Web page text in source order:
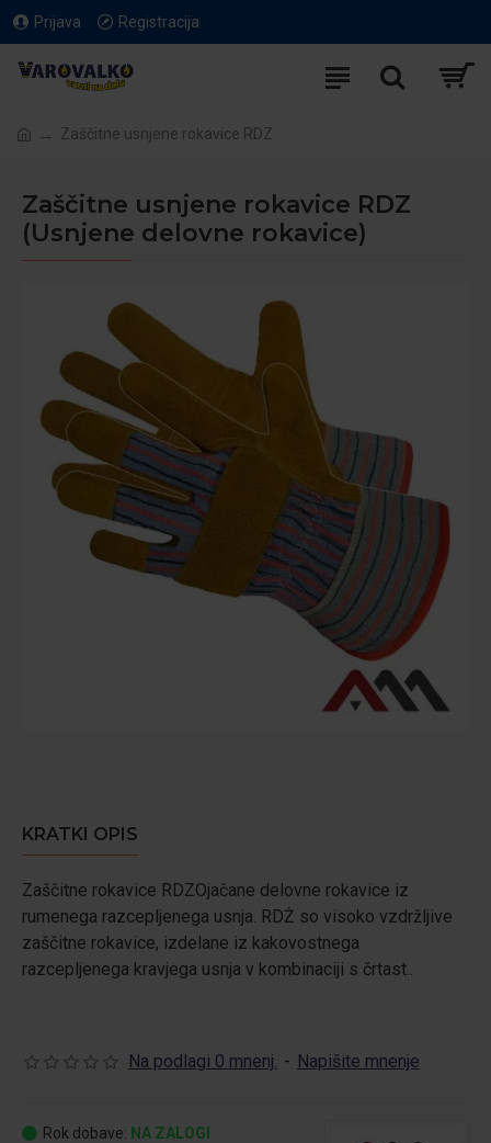
Prijava Registracija
Zaščitne usnjene rokavice RDZ
Zaščitne usnjene rokavice RDZ
(Usnjene delovne rokavice)
KRATKI OPIS
Zaščitne rokavice RDZOjačane delovne rokavice iz
rumenega razcepljenega usnja. RDŻ so visoko vzdržljive
zaščitne rokavice, izdelane iz kakovostnega
razcepljenega kravjega usnja v kombinaciji s črtast..
Na podlagi 0 mnenj. - Napišite mnenje
Rok dobave: NA ZALOGI